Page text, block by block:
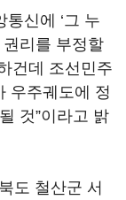
신에 ‘그 누
리를 부정할
건데 조선민주
우주궤도에 정
것”이라고 밝
도 철산군 서